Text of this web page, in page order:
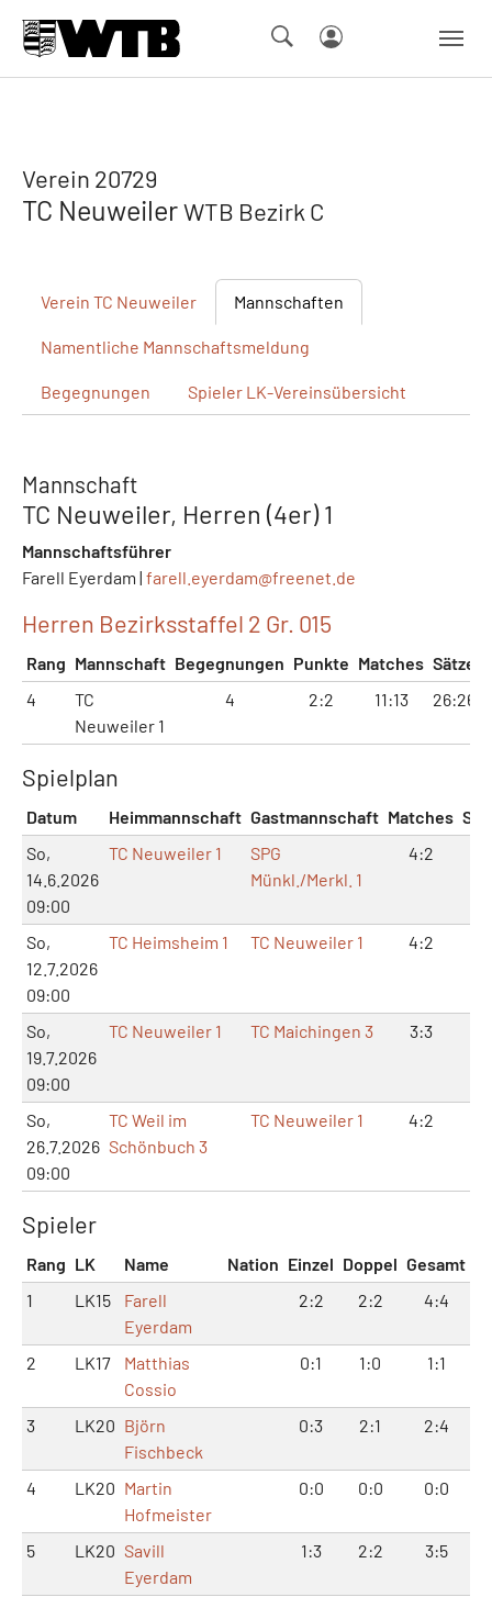
Verein 20729
TC NeuweilerWTB Bezirk C
Verein TC Neuweiler Mannschaften
Namentliche Mannschaftsmeldung
Begegnungen Spieler LK-Vereinsübersicht
Mannschaft
TC Neuweiler, Herren (4er) 1
Mannschaftsführer
Farell Eyerdam | farell.eyerdam@freenet.de
Herren Bezirksstaffel 2 Gr. 015
Rang Mannschaft Begegnungen Punkte Matches Sätze
4
TC
Neuweiler 1
4 2:2 11:13 26:26
Spielplan
Datum Heimmannschaft Gastmannschaft Matches
So,
14.6.2026
09:00
TC Neuweiler 1
SPG
Münkl./Merkl. 1
4:2
So,
12.7.2026
09:00
TC Heimsheim 1 TC Neuweiler 1 4:2
So,
19.7.2026
09:00
TC Neuweiler 1 TC Maichingen 3 3:3
So,
26.7.2026
09:00
TC Weil im
Schönbuch 3
TC Neuweiler 1 4:2
Spieler
Rang LK Name Nation Einzel Doppel Gesamt
1
LK15
Farell
Eyerdam
2:2 2:2 4:4
2 LK17
Matthias
Cossio
0:1 1:0 1:1
3 LK20 Björn
Fischbeck
0:3 2:1 2:4
4 LK20 Martin
Hofmeister
0:0 0:0 0:0
5 LK20 Savill
Eyerdam
1:3 2:2 3:5